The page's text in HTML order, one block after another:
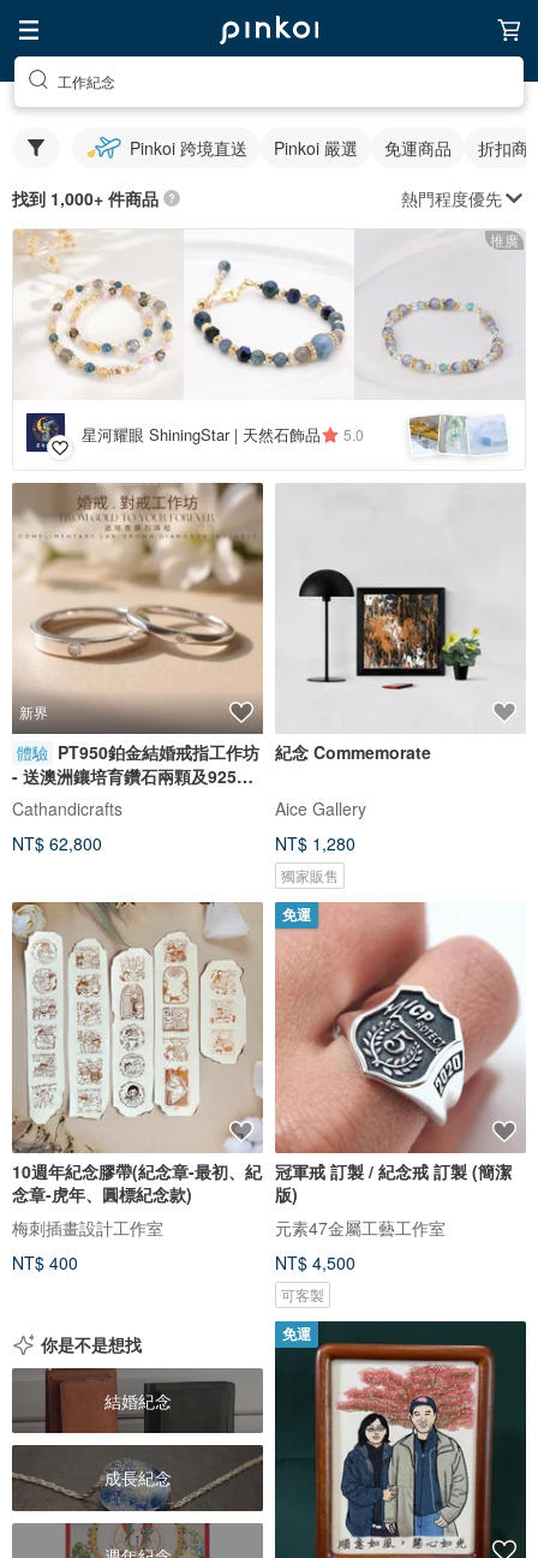
工作紀念
Pinkoi 跨境直送 Pinkoi 嚴選 免運商品 折扣商
找到 1,000+ 件商品 熱門程度優先
推廣
星河耀眼 ShiningStar | 天然石飾品 5.0
新界
體驗 PT950鉑金結婚戒指工作坊
- 送澳洲鑲培育鑽石兩顆及925銀
對戒
Cathandicrafts
NT$ 62,800
紀念 Commemorate
Aice Gallery
NT$ 1,280
獨家販售
10週年紀念膠帶(紀念章-最初、紀
念章-虎年、圓標紀念款)
梅刺插畫設計工作室
NT$ 400
免運
冠軍戒 訂製 / 紀念戒 訂製 (簡潔
版)
元素47金屬工藝工作室
NT$ 4,500
可客製
你是不是想找
結婚紀念
成長紀念
免運